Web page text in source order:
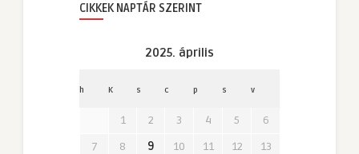
CIKKEK NAPTÁR SZERINT
2025. április
h K s c p s v
1 2 3 4 5
6
7
8 9 10 11 12
13